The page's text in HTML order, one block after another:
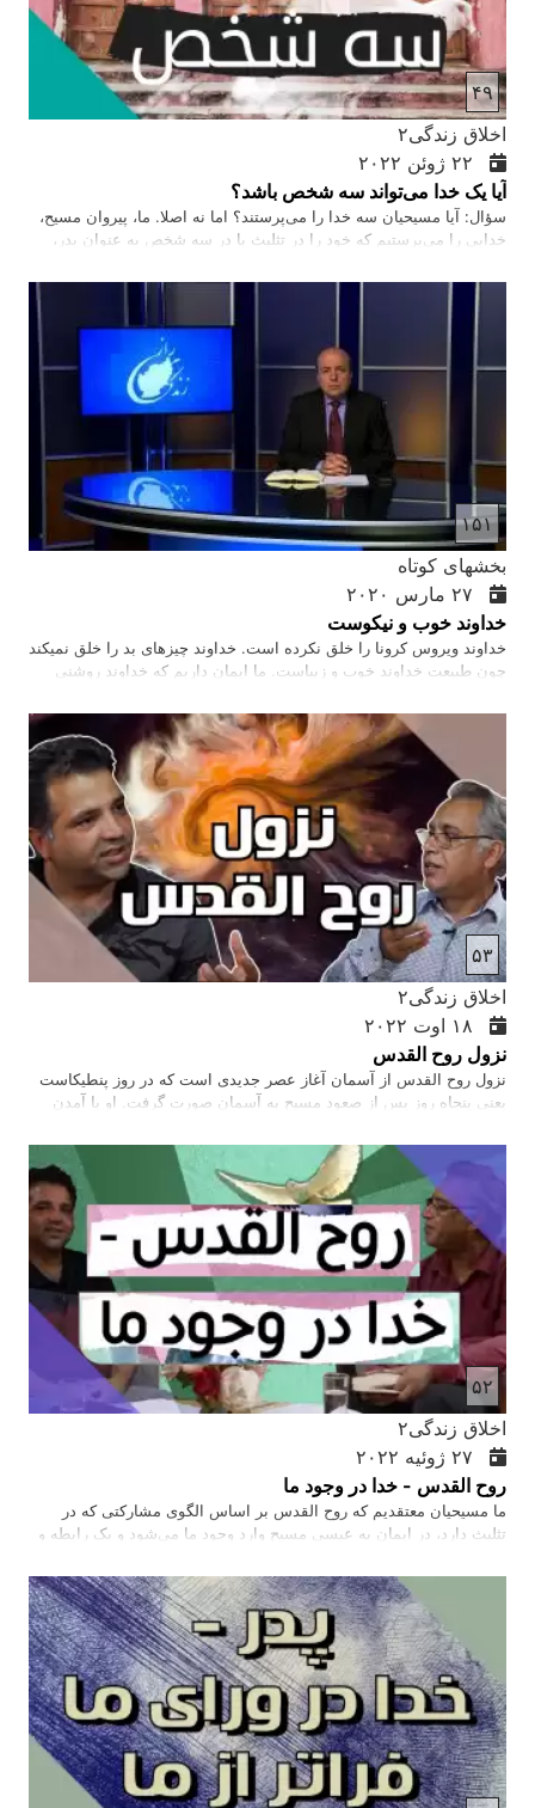
۴۹
اخلاق زندگی۲
آیا یک خدا می‌تواند سه شخص باشد؟
سؤال: آیا مسیحیان سه خدا را می‌پرستند؟ اما نه اصلا. ما، پیروان مسیح،
خدایی را می‌پرستیم که خود را در تثلیث یا در سه شخص به عنوان پدر،
هرگز برای نجات ما نازل نمی شود، بلکه فقط پیام می‌دهد که چگونه باید
قانون را رعایت کنیم و بسوزیم. اما طبق آموزه‌های کتاب مقدس و تجربه
ایمان ما، خدای ما خدای روابط است. او فقط پیام نمی فرستد، بلکه
می‌خواهد با ما رابطه نزدیک، عمیق و صمیمی داشته باشد. به خاطر همین
عشق بود که خدا - خالق آسمان و زمین (خدای پدر) به زمین آمد و در بدن
انسان که همان عیسی مسیح ملقب به پسر خدا است نازل شد. و بعد…
۱۵۱
بخشهای کوتاه
خداوند خوب و نیکوست
خداوند ویروس کرونا را خلق نکرده است. خداوند چیزهای بد را خلق نمیکند
چون طبیعت خداوند خوب و زیباست. ما ایمان داریم که خداوند روشنی
شیطانی را خلق نمیکند. خداوند شفا دهنده است و همزمان ما باید
توصیه‌های وزارت صحت یا بهداشت را به صورت جدی در نظر گرفته و
عمل کنیم. دستان خود را با صابون و آب گرم مکررن بشوییم.…
۵۳
اخلاق زندگی۲
نزول روح القدس
نزول روح القدس از آسمان آغاز عصر جدیدی است که در روز پنطیکاست
یعنی پنجاه روز پس از صعود مسیح به آسمان صورت گرفت. او با آمدن
مشاور و راهنمای ما است و به ما در رابطه با خدا و با دیگران در کلیسای
مسیح کمک می‌کند. همچنین روح القدس به مؤمنین مسیح قدرت می‌دهد تا
که خدارا خدمت کنند و به مردم بشارت انجیل را برسانند. …
۵۲
اخلاق زندگی۲
روح القدس - خدا در وجود ما
ما مسیحیان معتقدیم که روح القدس بر اساس الگوی مشارکتی که در
تثلیث دارد، در ایمان به عیسی مسیح وارد وجود ما می‌شود و یک رابطه و
طول زندگی زمینی ما است. او به ما می‌آموزد، ما را به تمام حقیقت
هدایت می‌کند، و ما خدا را در روح و راستی از طریق عمل روح القدس
می‌پرستیم. صمیمانه شما عزیزان را تشویق می‌کنیم این برنامه را
مشاهده کرده و درین زمینه بیشتر معلومات کسب کنید.…